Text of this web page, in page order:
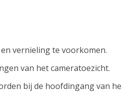
vernieling te voorkomen.
van het cameratoezicht.
bij de hoofdingang van